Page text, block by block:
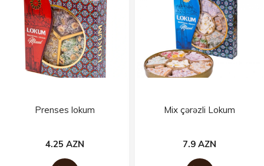
Prenses lokum
4.25 AZN
Mix çərəzli Lokum
7.9 AZN